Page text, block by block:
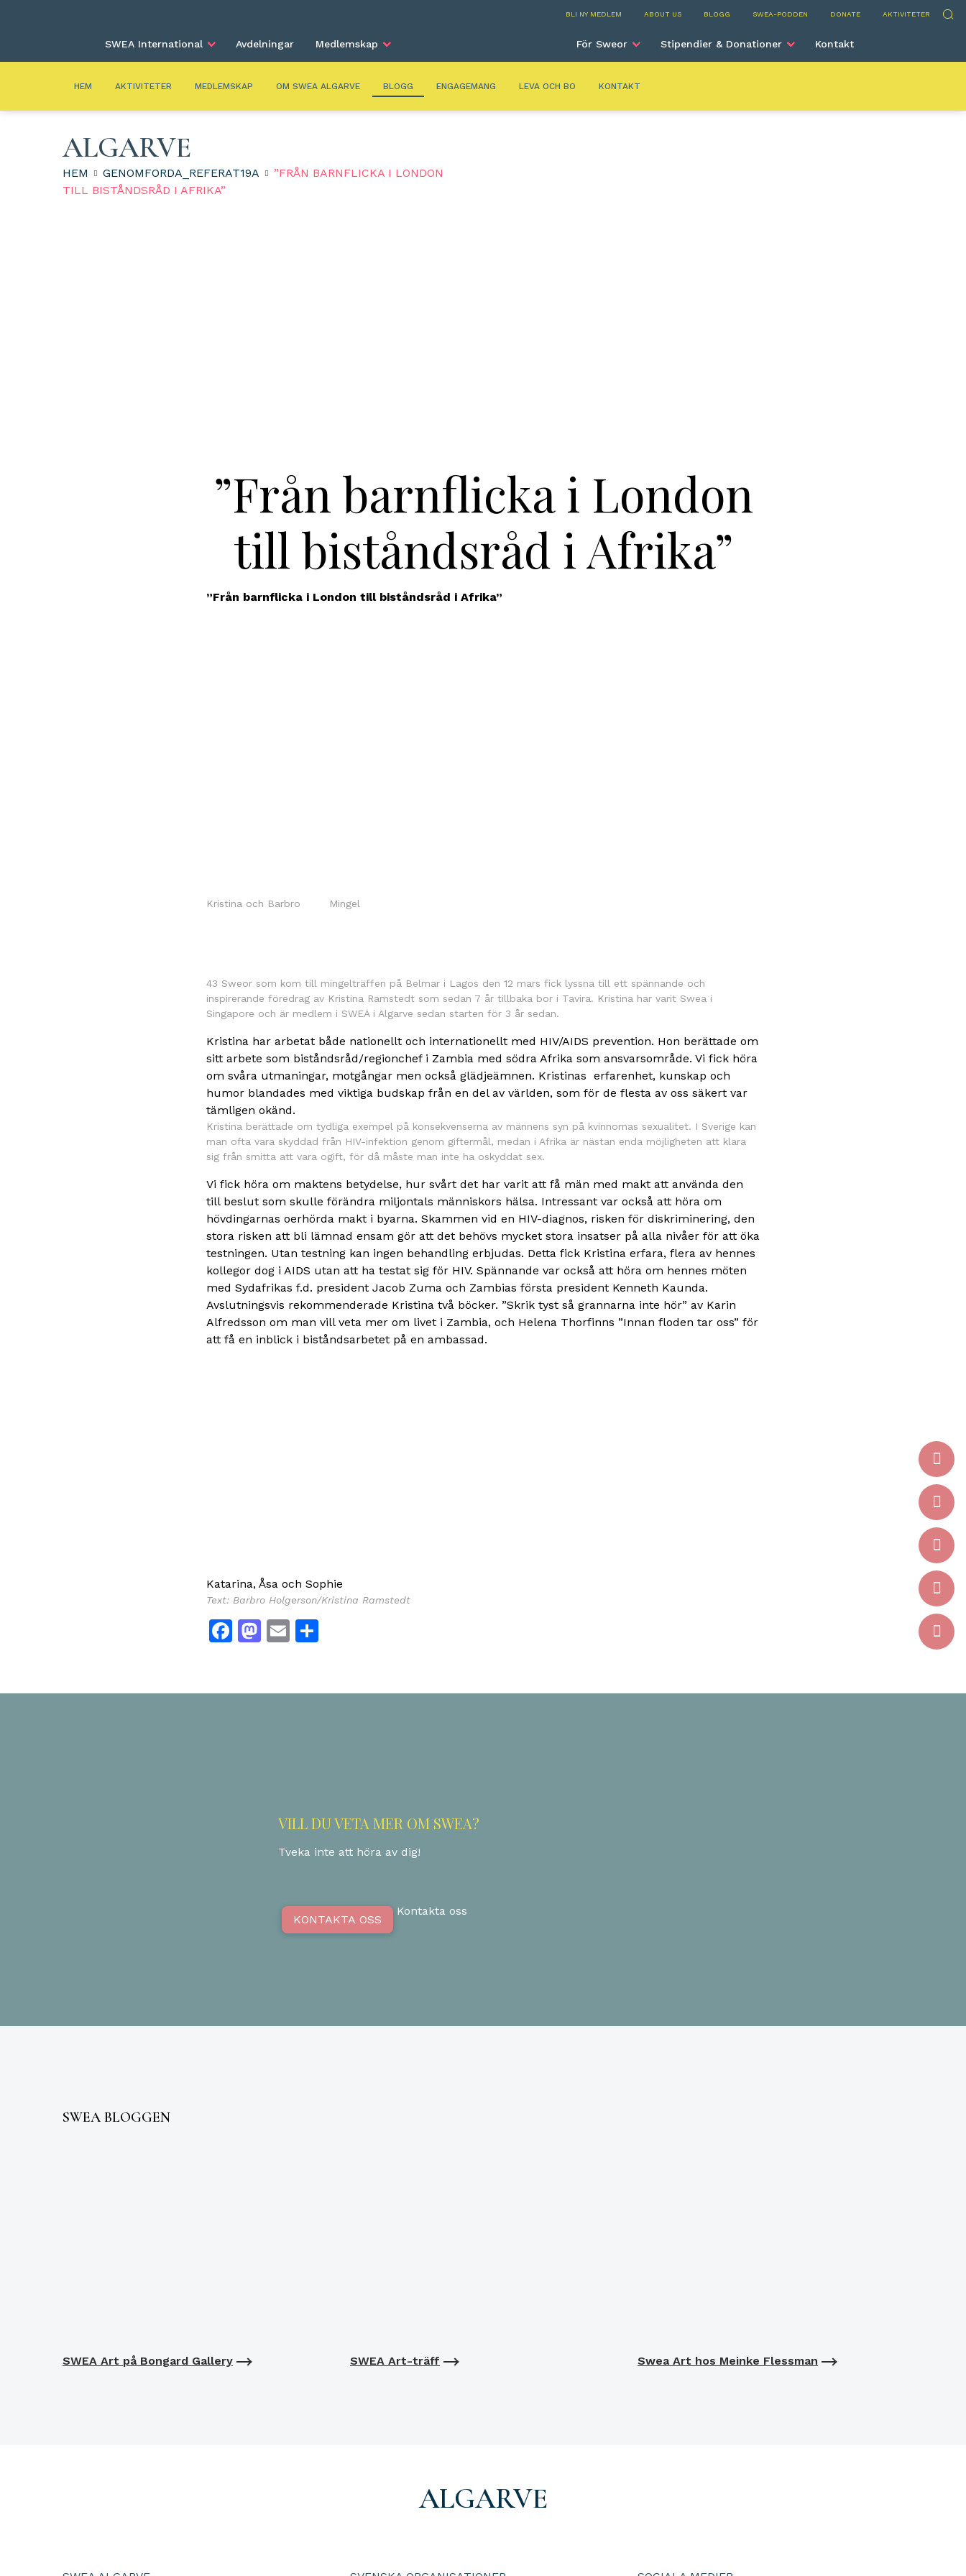
BLI NY MEDLEM ABOUT US BLOGG SWEA-PODDEN DONATE AKTIVITETER Sök
Algarve
SWEA International Avdelningar Medlemskap För Sweor Stipendier & Donationer Kontakt
HEM AKTIVITETER MEDLEMSKAP OM SWEA ALGARVE BLOGG ENGAGEMANG LEVA OCH BO KONTAKT
ALGARVE
HEM GENOMFORDA_REFERAT19A
”FRÅN BARNFLICKA I LONDON
TILL BISTÅNDSRÅD I AFRIKA”
”Från barnflicka i London
till biståndsråd i Afrika”
”Från barnflicka i London till biståndsråd i Afrika”
Kristina och Barbro Mingel
43 Sweor som kom till mingelträffen på Belmar i Lagos den 12 mars fick lyssna till ett spännande och
inspirerande föredrag av Kristina Ramstedt som sedan 7 år tillbaka bor i Tavira. Kristina har varit Swea i
Singapore och är medlem i SWEA i Algarve sedan starten för 3 år sedan.
Kristina har arbetat både nationellt och internationellt med HIV/AIDS prevention. Hon berättade om
sitt arbete som biståndsråd/regionchef i Zambia med södra Afrika som ansvarsområde. Vi fick höra
om svåra utmaningar, motgångar men också glädjeämnen. Kristinas erfarenhet, kunskap och
humor blandades med viktiga budskap från en del av världen, som för de flesta av oss säkert var
tämligen okänd.
Kristina berättade om tydliga exempel på konsekvenserna av männens syn på kvinnornas sexualitet. I Sverige kan
man ofta vara skyddad från HIV-infektion genom giftermål, medan i Afrika är nästan enda möjligheten att klara
sig från smitta att vara ogift, för då måste man inte ha oskyddat sex.
Vi fick höra om maktens betydelse, hur svårt det har varit att få män med makt att använda den
till beslut som skulle förändra miljontals människors hälsa. Intressant var också att höra om
hövdingarnas oerhörda makt i byarna. Skammen vid en HIV-diagnos, risken för diskriminering, den
stora risken att bli lämnad ensam gör att det behövs mycket stora insatser på alla nivåer för att öka
testningen. Utan testning kan ingen behandling erbjudas. Detta fick Kristina erfara, flera av hennes
kollegor dog i AIDS utan att ha testat sig för HIV. Spännande var också att höra om hennes möten
med Sydafrikas f.d. president Jacob Zuma och Zambias första president Kenneth Kaunda.
Avslutningsvis rekommenderade Kristina två böcker. ”Skrik tyst så grannarna inte hör” av Karin
Alfredsson om man vill veta mer om livet i Zambia, och Helena Thorfinns ”Innan floden tar oss” för
att få en inblick i biståndsarbetet på en ambassad.
Katarina, Åsa och Sophie
Text: Barbro Holgerson/Kristina Ramstedt
Facebook
Mastodon
Email
VILL DU VETA MER OM SWEA?
Tveka inte att höra av dig!
KONTAKTA OSS
Kontakta oss
SWEA BLOGGEN
SWEA Art på Bongard Gallery SWEA Art-träff Swea Art hos Meinke Flessman
ALGARVE